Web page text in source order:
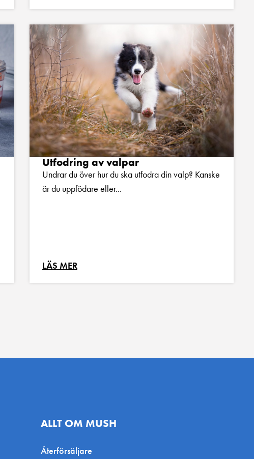
Utfodring av valpar
Undrar du över hur du ska utfodra din valp? Kanske
är du uppfödare eller...
LÄS MER
ALLT OM MUSH
Återförsäljare